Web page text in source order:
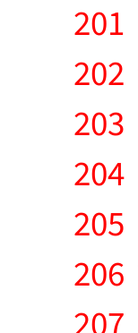
201
202
203
204
205
206